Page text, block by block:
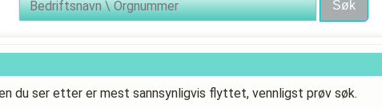
du ser etter er mest sannsynligvis flyttet, vennligst prøv søk.